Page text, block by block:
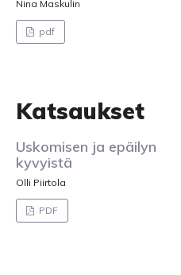
Nina Maskulin
pdf
Katsaukset
Uskomisen ja epäilyn
kyvyistä
Olli Piirtola
PDF